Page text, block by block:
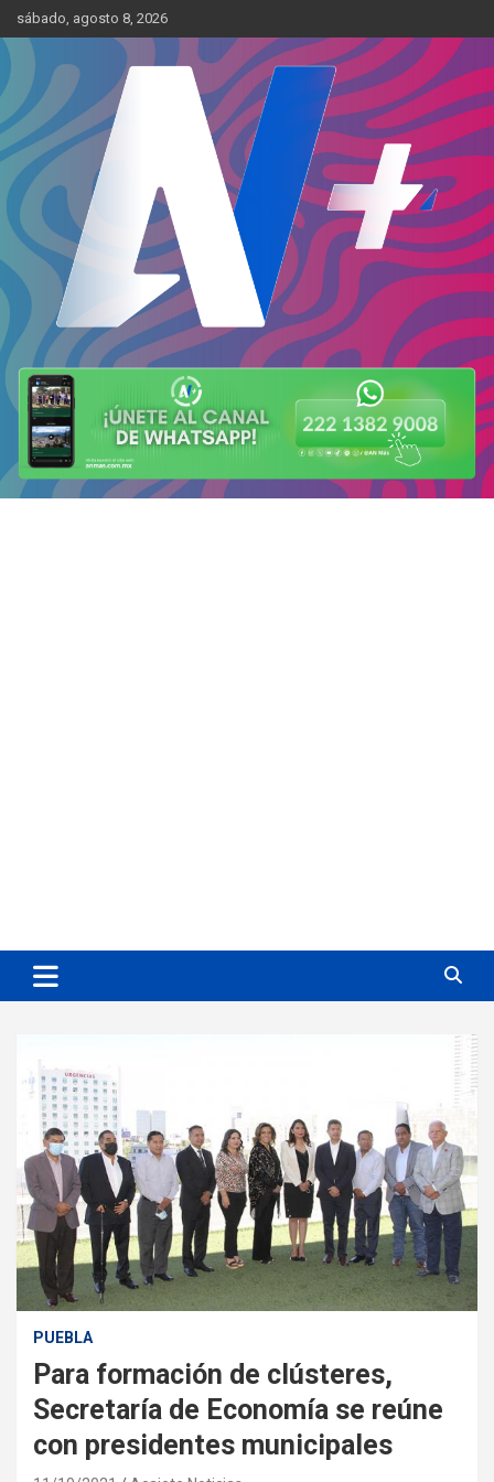
Skip
to
content
sábado, agosto 8, 2026
AN Más
Más cerca de ti
PUEBLA
Para formación de clústeres,
Secretaría de Economía se reúne
con presidentes municipales